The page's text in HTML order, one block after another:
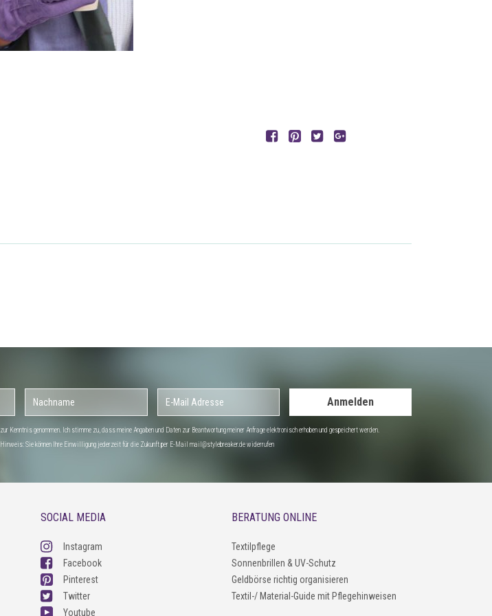
Anmelden
zur Kenntnis genommen. Ich stimme zu, dass meine Angaben und Daten zur Beantwortung meiner Anfrage elektronisch erhoben und gespeichert werden.
Hinweis: Sie können Ihre Einwilligung jederzeit für die Zukunft per E-Mail mail@stylebreaker.de widerrufen
SOCIAL MEDIA
Instagram
Facebook
Pinterest
Twitter
Youtube
BERATUNG ONLINE
Textilpflege
Sonnenbrillen & UV-Schutz
Geldbörse richtig organisieren
Textil-/ Material-Guide mit Pflegehinweisen